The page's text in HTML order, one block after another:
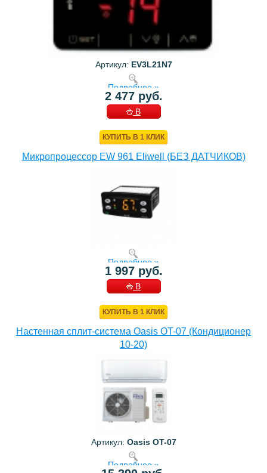
Артикул: EV3L21N7
Подробнее »
2 477 руб.
В
КУПИТЬ В 1 КЛИК
Микропроцессор EW 961 Eliwell (БЕЗ ДАТЧИКОВ)
Подробнее »
1 997 руб.
В
КУПИТЬ В 1 КЛИК
Настенная сплит-система Oasis OT-07 (Кондиционер
10-20)
Артикул: Oasis OT-07
Подробнее »